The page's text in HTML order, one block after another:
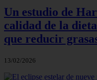
Un estudio de
calidad de la
que reducir
13/02/2026